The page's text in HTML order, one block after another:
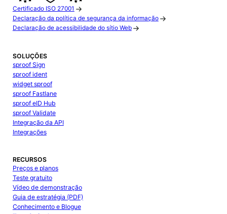
Certificado ISO 27001
Declaração da política de segurança da informação
Declaração de acessibilidade do sítio Web
SOLUÇÕES
sproof Sign
sproof ident
widget sproof
sproof Fastlane
sproof eID Hub
sproof Validate
Integração da API
Integrações
RECURSOS
Preços e planos
Teste gratuito
Vídeo de demonstração
Guia de estratégia (PDF)
Conhecimento e Blogue